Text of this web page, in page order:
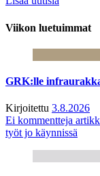
Viikon luetuimmat
GRK:lle
Kirjoitettu 3.8.2026
Ei kommentteja
työt jo käynnissä